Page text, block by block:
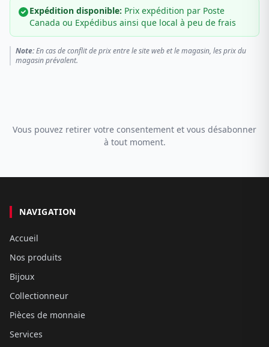
Expédition disponible: Prix expédition par Poste
Canada ou Expédibus ainsi que local à peu de frais
Note:En cas de conflit de prix entre le site web et le magasin, les prix du
magasin prévalent.
Vous pouvez retirer votre consentement et vous désabonner
à tout moment.
NAVIGATION
Accueil
Nos produits
Bijoux
Collectionneur
Pièces de monnaie
Services